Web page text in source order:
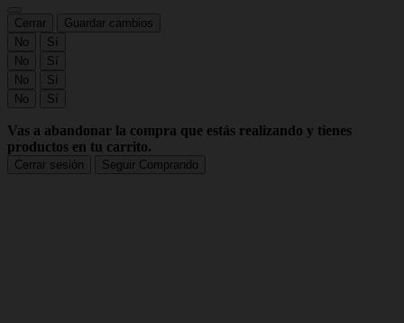
Cerrar
Guardar cambios
No
Sí
No
Sí
No
Sí
No
Sí
Vas a abandonar la compra que estás realizando y tienes
productos en tu carrito.
Cerrar sesión Seguir Comprando